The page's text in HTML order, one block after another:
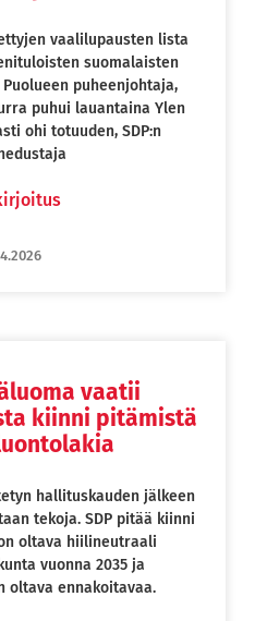
vaalilupausten lista
suomalaisten
puheenjohtaja,
puhui lauantaina Ylen
ohi totuuden, SDP:n
vaatii
kiinni pitämistä
hallituskauden jälkeen
tekoja. SDP pitää kiinni
oltava hiilineutraali
vuonna 2035 ja
oltava ennakoitavaa.